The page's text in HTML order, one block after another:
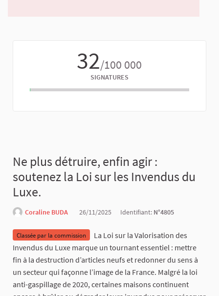
32/100 000
SIGNATURES
Ne plus détruire, enfin agir :
soutenez la Loi sur les Invendus du
Luxe.
Coraline BUDA 26/11/2025 Identifiant: N°4805
Classée par la commission
La Loi sur la Valorisation des
Invendus du Luxe marque un tournant essentiel : mettre
fin à la destruction d’articles neufs et redonner du sens à
un secteur qui façonne l’image de la France. Malgré la loi
anti-gaspillage de 2020, certaines maisons continuent